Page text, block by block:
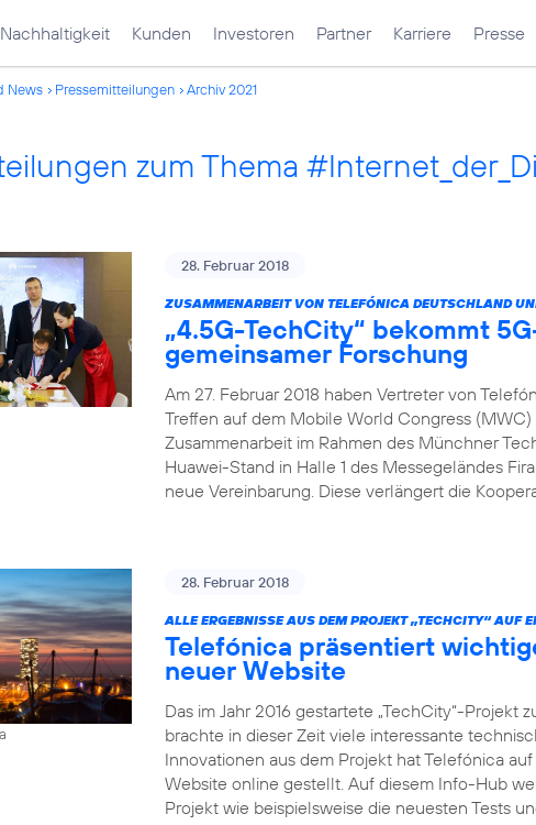
Nachhaltigkeit Kunden Investoren Partner Karriere Presse
News Pressemitteilungen Archiv 2021
zum Thema
28. Februar 2018
ZUSAMMENARBEIT VON TELEFÓNICA DEUTSCHLAND
„4.5G-TechCity“ bekommt
gemeinsamer Forschung
Am 27. Februar 2018 haben Vertreter von
Treffen auf dem Mobile World Congress
Zusammenarbeit im Rahmen des Münchner
Huawei-Stand in Halle 1 des Messegeländes
neue Vereinbarung. Diese verlängert die
28. Februar 2018
ALLE ERGEBNISSE AUS DEM PROJEKT „TECHCITY“ AUF
Telefónica präsentiert
neuer Website
Das im Jahr 2016 gestartete „TechCity“-
brachte in dieser Zeit viele interessante
Innovationen aus dem Projekt hat Telefónica
Website online gestellt. Auf diesem Info-Hub
Projekt wie beispielsweise die neuesten Tests